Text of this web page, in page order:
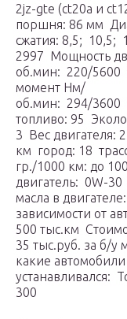
2jz-gte (ct20a и
поршня: 86 мм
сжатия: 8,5; 10,5;
2997 Мощность
об.мин: 220/5600
момент Нм/
об.мин: 294/3600
топливо: 95
3 Вес двигателя:
км город: 18
гр./1000 км: до
двигатель: 0W-
масла в
зависимости от
500 тыс.км
35 тыс.руб. за б/у
какие автомобили
устанавливался:
300